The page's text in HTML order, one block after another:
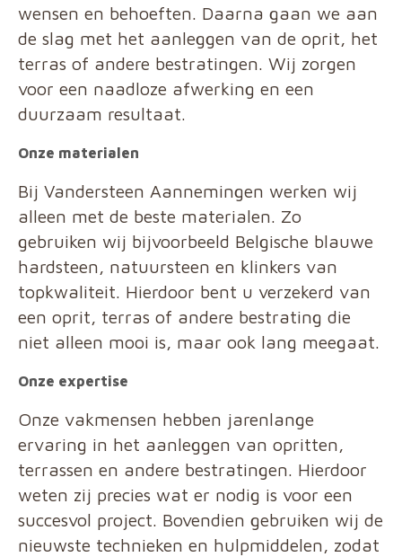
wensen en behoeften. Daarna gaan we aan
de slag met het aanleggen van de oprit, het
terras of andere bestratingen. Wij zorgen
voor een naadloze afwerking en een
duurzaam resultaat.
Onze materialen
Bij Vandersteen Aannemingen werken wij
alleen met de beste materialen. Zo
gebruiken wij bijvoorbeeld Belgische blauwe
hardsteen, natuursteen en klinkers van
topkwaliteit. Hierdoor bent u verzekerd van
een oprit, terras of andere bestrating die
niet alleen mooi is, maar ook lang meegaat.
Onze expertise
Onze vakmensen hebben jarenlange
ervaring in het aanleggen van opritten,
terrassen en andere bestratingen. Hierdoor
weten zij precies wat er nodig is voor een
succesvol project. Bovendien gebruiken wij de
nieuwste technieken en hulpmiddelen, zodat